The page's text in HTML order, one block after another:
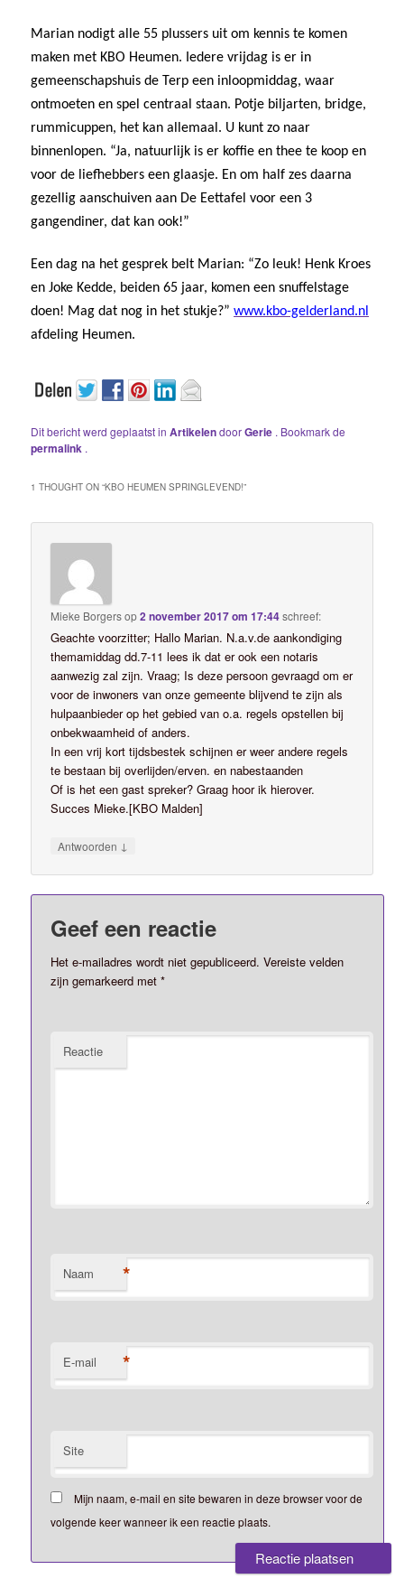
Marian nodigt alle 55 plussers uit om kennis te komen
maken met KBO Heumen. Iedere vrijdag is er in
gemeenschapshuis de Terp een inloopmiddag, waar
ontmoeten en spel centraal staan. Potje biljarten, bridge,
rummicuppen, het kan allemaal. U kunt zo naar
binnenlopen. “Ja, natuurlijk is er koffie en thee te koop en
voor de liefhebbers een glaasje. En om half zes daarna
gezellig aanschuiven aan De Eettafel voor een 3
gangendiner, dat kan ook!”
Een dag na het gesprek belt Marian: “Zo leuk! Henk Kroes
en Joke Kedde, beiden 65 jaar, komen een snuffelstage
doen! Mag dat nog in het stukje?”www.kbo-gelderland.nl
afdeling Heumen.
Dit bericht werd geplaatst inArtikelendoorGerie . Bookmark de
permalink .
1 THOUGHT ON “KBO HEUMEN SPRINGLEVEND!”
Mieke Borgersop2 november 2017 om 17:44schreef:
Geachte voorzitter; Hallo Marian. N.a.v.de aankondiging
themamiddag dd.7-11 lees ik dat er ook een notaris
aanwezig zal zijn. Vraag; Is deze persoon gevraagd om er
voor de inwoners van onze gemeente blijvend te zijn als
hulpaanbieder op het gebied van o.a. regels opstellen bij
onbekwaamheid of anders.
In een vrij kort tijdsbestek schijnen er weer andere regels
te bestaan bij overlijden/erven. en nabestaanden
Of is het een gast spreker? Graag hoor ik hierover.
Succes Mieke.[KBO Malden]
Antwoorden ↓
Geef een reactie
Het e-mailadres wordt niet gepubliceerd. Vereiste velden
zijn gemarkeerd met*
Reactie
Naam *
E-mail *
Site
Mijn naam, e-mail en site bewaren in deze browser voor de
volgende keer wanneer ik een reactie plaats.